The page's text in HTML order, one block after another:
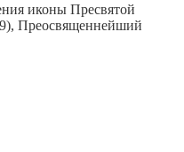
иконы Пресвятой
Преосвященнейший